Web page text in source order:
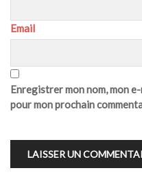
Email
Enregistrer mon nom, mon
pour mon prochain